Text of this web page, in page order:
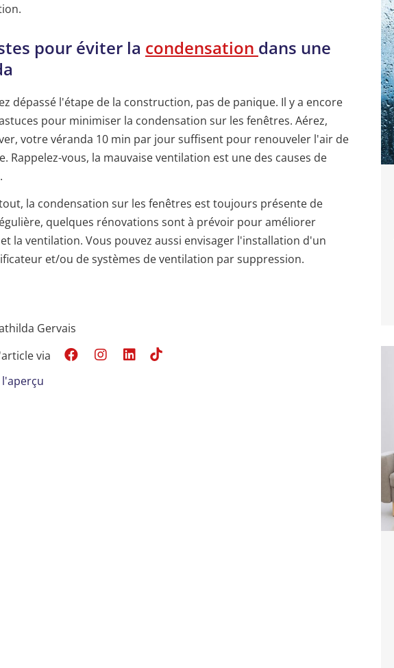
pour éviter la condensation dans une
dépassé l'étape de la construction, pas de panique. Il y a encore
pour minimiser la condensation sur les fenêtres. Aérez,
votre véranda 10 min par jour suffisent pour renouveler l'air de
Rappelez-vous, la mauvaise ventilation est une des causes de
la condensation sur les fenêtres est toujours présente de
quelques rénovations sont à prévoir pour améliorer
la ventilation. Vous pouvez aussi envisager l'installation d'un
et/ou de systèmes de ventilation par suppression.
Gervais
via